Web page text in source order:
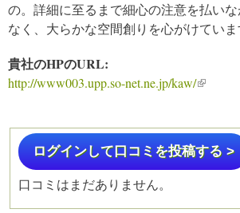
の。詳細に至るまで細心の注意を払い
なく、大らかな空間創りを心がけていま
貴社のHPのURL:
http://www003.upp.so-net.ne.jp/kaw/(link is
ログインして口コミを投稿する >
口コミはまだありません。